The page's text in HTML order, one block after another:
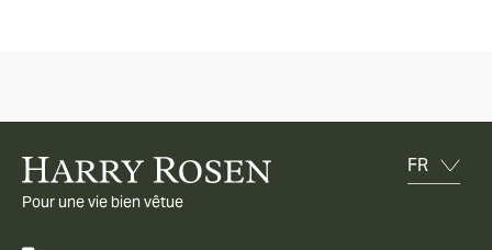
Pour une vie bien vêtue